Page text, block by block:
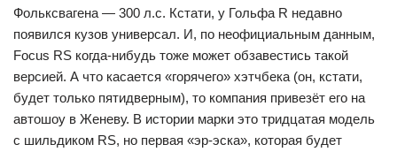
Фольксвагена — 300 л.с. Кстати, у Гольфа R недавно
появился кузов универсал. И, по неофициальным данным,
Focus RS когда-нибудь тоже может обзавестись такой
версией. А что касается «горячего» хэтчбека (он, кстати,
будет только пятидверным), то компания привезёт его на
автошоу в Женеву. В истории марки это тридцатая модель
с шильдиком RS, но первая «эр-эска», которая будет